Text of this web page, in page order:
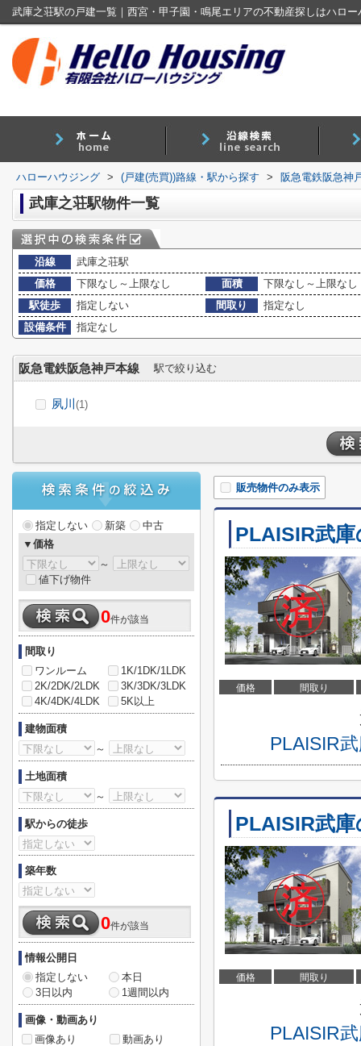
武庫之荘駅の戸建一覧｜西宮・甲子園・鳴尾エリアの不動産探しはハロー
ハローハウジング > (戸建(売買))路線・駅から探す > 阪急電鉄阪急神
武庫之荘駅物件一覧
沿線
武庫之荘駅
価格
下限なし～上限なし 面積
下限なし～上限なし
駅徒歩
指定しない 間取り
指定なし
設備条件
指定なし
阪急電鉄阪急神戸本線 駅で絞り込む
夙川 (1)
販売物件のみ表示
PLAISIR武
価格 間取り
PLAISIR
PLAISIR武
価格 間取り
PLAISIR
指定しない 新築
中古
▼価格
～
値下げ物件
0件が該当
間取り
ワンルーム
1K/1DK/1LDK
2K/2DK/2LDK
3K/3DK/3LDK
4K/4DK/4LDK
5K以上
建物面積
～
土地面積
～
駅からの徒歩
築年数
0件が該当
情報公開日
指定しない
本日
3日以内
1週間以内
画像・動画あり
画像あり
動画あり